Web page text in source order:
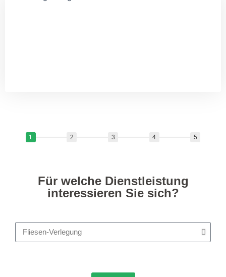
1 2 3 4 5
Für welche Dienstleistung
interessieren Sie sich?